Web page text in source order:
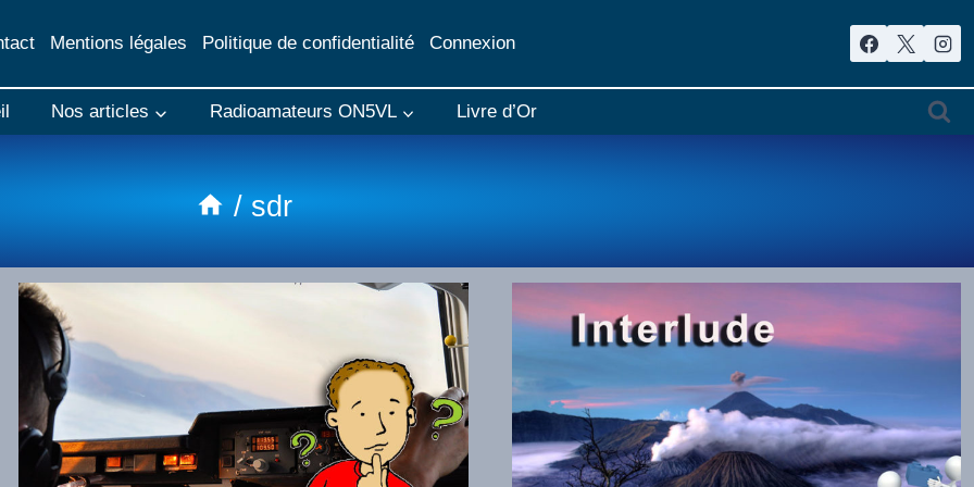
Mentions légales Politique de confidentialité Connexion
Nos articles Radioamateurs ON5VL Livre d’Or
/ sdr